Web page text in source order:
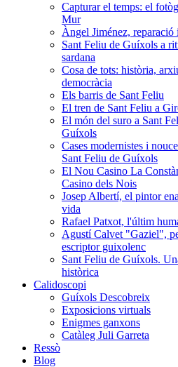
Capturar el temps: el
Mur
Àngel Jiménez, reparació
Sant Feliu de Guíxols a
sardana
Cosa de tots: història,
democràcia
Els barris de Sant Feliu
El tren de Sant Feliu a
El món del suro a Sant
Guíxols
Cases modernistes i
Sant Feliu de Guíxols
El Nou Casino La
Casino dels Nois
Josep Albertí, el pintor
vida
Rafael Patxot, l'últim
Agustí Calvet "Gaziel",
escriptor guixolenc
Sant Feliu de Guíxols.
històrica
Calidoscopi
Guíxols Descobreix
Exposicions virtuals
Enigmes ganxons
Catàleg Juli Garreta
Ressò
Blog